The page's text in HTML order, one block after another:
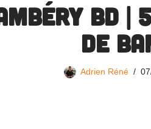
BD
de
Adrien Réné